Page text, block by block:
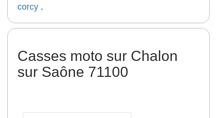
corcy .
Casses moto sur Chalon
sur Saône 71100